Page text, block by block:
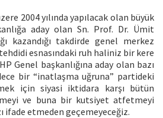
2004 yılında yapılacak olan büyük
aday olan Sn. Prof. Dr. Ümit
kazandığı takdirde genel merkez
tehdidi esnasındaki ruh haliniz bir kere
Genel başkanlığına aday olan bazı
bir “inatlaşma uğruna” partideki
için siyasi iktidara karşı bütün
ve buna bir kutsiyet atfetmeyi
ifade etmeden geçemeyeceğiz.